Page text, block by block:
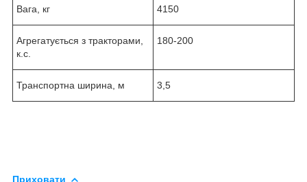
Вага, кг 4150
Агрегатується з тракторами,
к.с.
180-200
Транспортна ширина, м 3,5
Приховати